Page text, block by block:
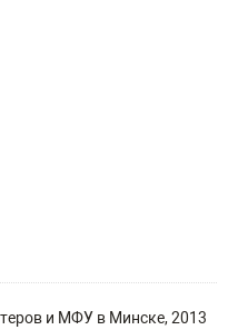
и МФУ в Минске, 2013